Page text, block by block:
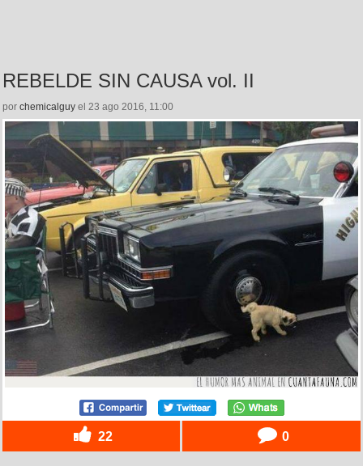
REBELDE SIN CAUSA vol. II
por chemicalguy el 23 ago 2016, 11:00
22 0